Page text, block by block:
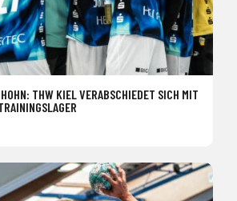
THW KIEL VERABSCHIEDET SICH MIT